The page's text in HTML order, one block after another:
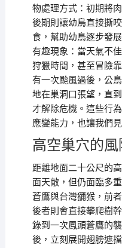
物處理方式：初期將
後期則讓幼鳥直接撕
食，幫助幼鳥逐步發
有趣現象：當天氣不
狩獵時間，甚至冒險
有一次颱風過後，公
地在巢洞口張望，直
才解除危機。這些行
應變能力，也讓我們
高空巢穴的
距離地面二十公尺的
面天敵，但仍面臨多
蒼鷹與台灣獼猴，前
後者則會直接攀爬樹
錄到一次鳳頭蒼鷹的
後，立刻展開翅膀遮